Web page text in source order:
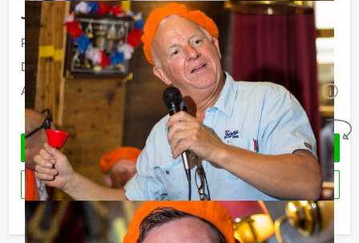
Jouw uitje
Prijs: Vanaf€ 77,50 p.p. excl. BTW
Duur:
4 uur
Aantal:
Minimaal 50 personen i
Geheel vrijblijvend
OFFERTE AANVRAGEN
RESERVEREN
Ik heb een vraag over dit uitje